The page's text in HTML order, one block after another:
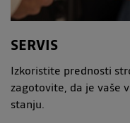
SERVIS
Izkoristite prednosti
zagotovite, da je vaše
stanju.